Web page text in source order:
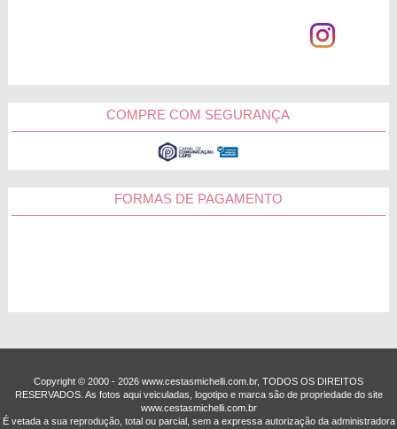
COMPRE COM SEGURANÇA
FORMAS DE PAGAMENTO
Copyright © 2000 - ­2026 www.cestasmichelli.com.br, TODOS OS DIREITOS
RESERVADOS. As fotos aqui veiculadas, logotipo e marca são de propriedade do site
www.cestasmichelli.com.br
É vetada a sua reprodução, total ou parcial, sem a expressa autorização da administradora